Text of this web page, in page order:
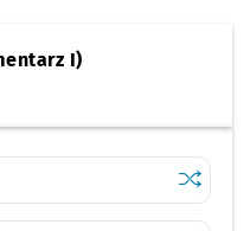
I)
Sprawdź